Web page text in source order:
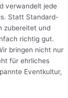
verwandelt jede
Statt Standard-
zubereitet und
richtig gut.
bringen nicht nur
für ehrliches
Eventkultur,